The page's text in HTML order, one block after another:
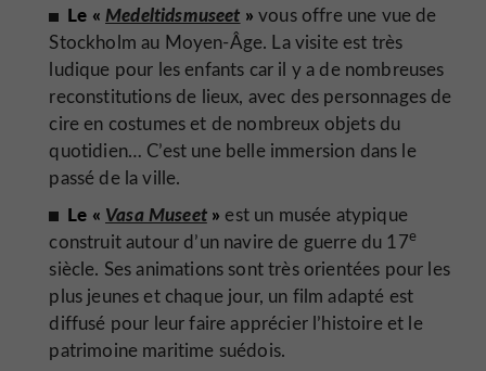
Le «Medeltidsmuseet »vous offre une vue de
Stockholm au Moyen-Âge. La visite est très
ludique pour les enfants car il y a de nombreuses
reconstitutions de lieux, avec des personnages de
cire en costumes et de nombreux objets du
quotidien… C’est une belle immersion dans le
passé de la ville.
Le « Vasa Museet»est un musée atypique
construit autour d’un navire de guerre du 17e
siècle. Ses animations sont très orientées pour les
plus jeunes et chaque jour, un film adapté est
diffusé pour leur faire apprécier l’histoire et le
patrimoine maritime suédois.